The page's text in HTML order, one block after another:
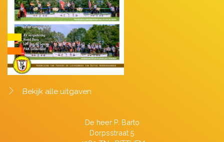
Bekijk alle uitgaven
De heer P. Barto
Dorpsstraat 5